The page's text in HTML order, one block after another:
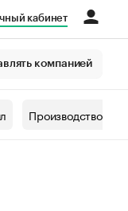
кабинет
компанией
Производство